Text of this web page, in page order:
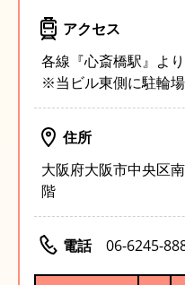
アクセス
各線『心斎橋駅』よ
※当ビル東側に駐輪場
住所
大阪府大阪市中央区
階
電話 06-6245-